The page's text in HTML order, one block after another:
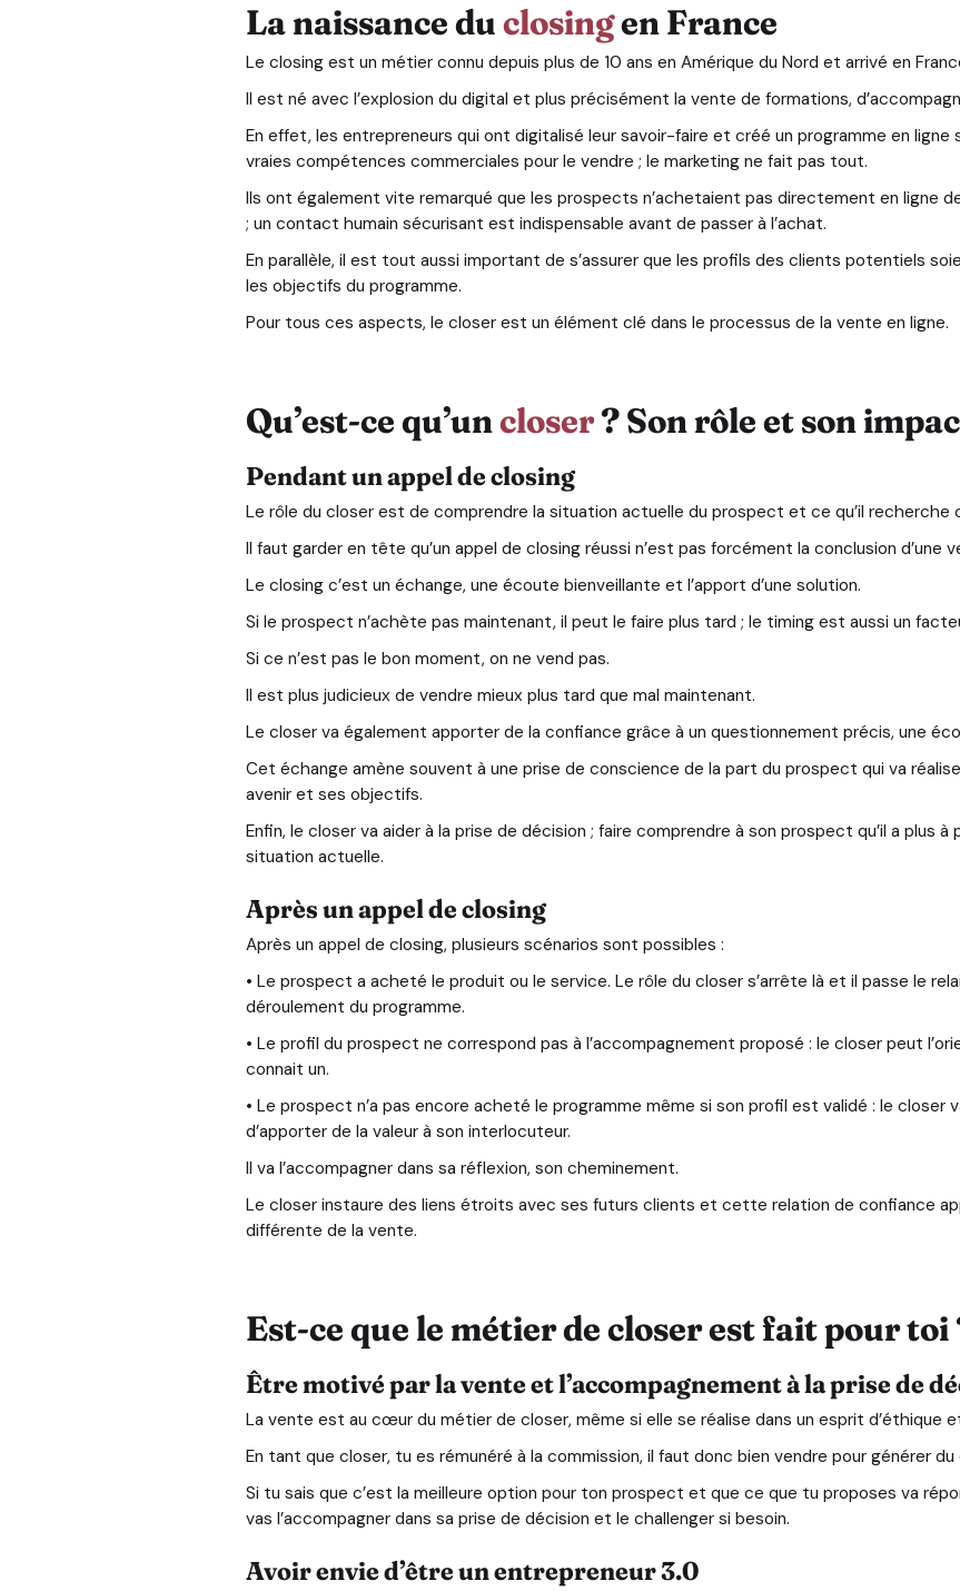
La naissance duclosingen France
Le closing est un métier connu depuis plus de 10 ans en Amérique du Nord et arrivé en
Il est né avec l’explosion du digital et plus précisément la vente de formations,
En effet, les entrepreneurs qui ont digitalisé leur savoir-faire et créé un programme en ligne
vraies compétences commerciales pour le vendre ; le marketing ne fait pas tout.
Ils ont également vite remarqué que les prospects n’achetaient pas directement en ligne
; un contact humain sécurisant est indispensable avant de passer à l’achat.
En parallèle, il est tout aussi important de s’assurer que les profils des clients potentiels
les objectifs du programme.
Pour tous ces aspects, le closer est un élément clé dans le processus de la vente en ligne.
Qu’est-ce qu’uncloser? Son rôle et son
Pendant un appel de closing
Le rôle du closer est de comprendre la situation actuelle du prospect et ce qu’il recherche
Il faut garder en tête qu’un appel de closing réussi n’est pas forcément la conclusion d’une
Le closing c’est un échange, une écoute bienveillante et l’apport d’une solution.
Si le prospect n’achète pas maintenant, il peut le faire plus tard ; le timing est aussi un
Si ce n’est pas le bon moment, on ne vend pas.
Il est plus judicieux de vendre mieux plus tard que mal maintenant.
Le closer va également apporter de la confiance grâce à un questionnement précis, une
Cet échange amène souvent à une prise de conscience de la part du prospect qui va
avenir et ses objectifs.
Enfin, le closer va aider à la prise de décision ; faire comprendre à son prospect qu’il a plus à
situation actuelle.
Après un appel de closing
Après un appel de closing, plusieurs scénarios sont possibles :
• Le prospect a acheté le produit ou le service. Le rôle du closer s’arrête là et il passe le
déroulement du programme.
• Le profil du prospect ne correspond pas à l’accompagnement proposé : le closer peut
connait un.
• Le prospect n’a pas encore acheté le programme même si son profil est validé : le
d’apporter de la valeur à son interlocuteur.
Il va l’accompagner dans sa réflexion, son cheminement.
Le closer instaure des liens étroits avec ses futurs clients et cette relation de confiance
différente de la vente.
Est-ce que le métier de closer est fait pour toi
Être motivé par la vente et l’accompagnement à la prise de
La vente est au cœur du métier de closer, même si elle se réalise dans un esprit d’éthique
En tant que closer, tu es rémunéré à la commission, il faut donc bien vendre pour générer du
Si tu sais que c’est la meilleure option pour ton prospect et que ce que tu proposes va
vas l’accompagner dans sa prise de décision et le challenger si besoin.
Avoir envie d’être un entrepreneur 3.0